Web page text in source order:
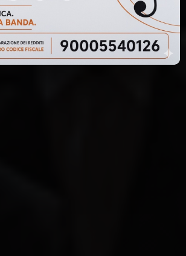
musicale a Gorla Maggiore
LA NOSTRA BANDA!